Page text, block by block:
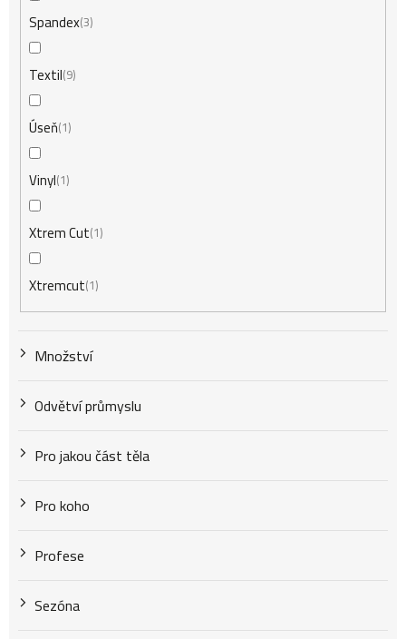
Spandex3
Textil 9
Úseň 1
Vinyl 1
Xtrem Cut 1
Xtremcut 1
Množství
Odvětví průmyslu
Pro jakou část těla
Pro koho
Profese
Sezóna